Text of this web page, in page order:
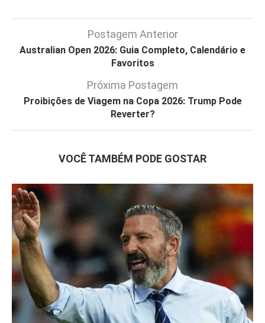
Postagem Anterior
Australian Open 2026: Guia Completo, Calendário e
Favoritos
Próxima Postagem
Proibições de Viagem na Copa 2026: Trump Pode
Reverter?
VOCÊ TAMBÉM PODE GOSTAR